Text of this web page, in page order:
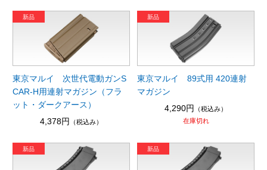
東京マルイ 次世代電動ガンS
CAR-H用連射マガジン（フラ
ット・ダークアース）
4,378円
（税込み）
東京マルイ 89式用 420連射
マガジン
4,290円
（税込み）
在庫切れ